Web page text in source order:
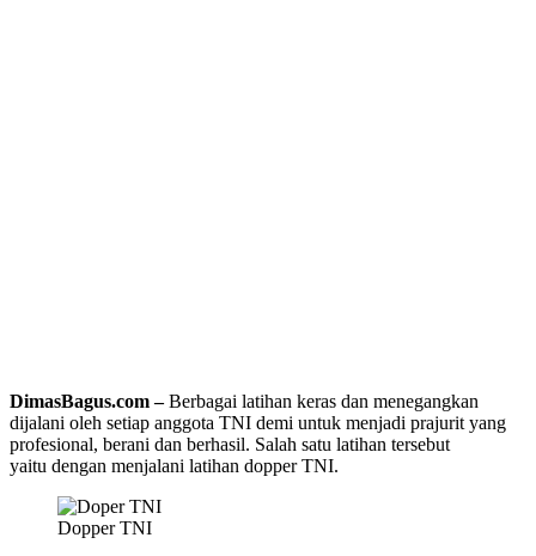
DimasBagus.com –Berbagai latihan keras dan menegangkan
dijalani oleh setiap anggota TNI demi untuk menjadi prajurit yang
profesional, berani dan berhasil. Salah satu latihan tersebut
yaitu dengan menjalani latihan dopper TNI.
Dopper TNI